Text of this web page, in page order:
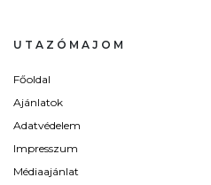
UTAZÓMAJOM
Főoldal
Ajánlatok
Adatvédelem
Impresszum
Médiaajánlat